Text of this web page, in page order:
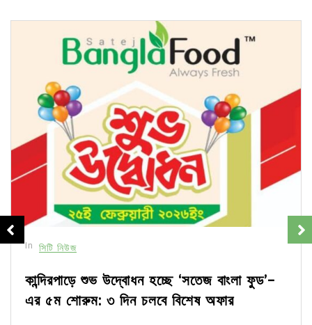
In সিটি নিউজ
কান্দিরপাড়ে শুভ উদ্বোধন হচ্ছে ‘সতেজ বাংলা ফুড’-
এর ৫ম শোরুম: ৩ দিন চলবে বিশেষ অফার